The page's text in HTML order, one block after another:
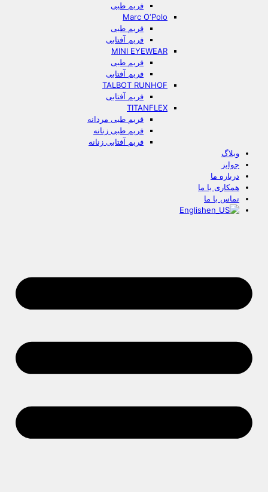
فریم طبی
Marc O‘Polo
فریم طبی
فریم آفتابی
MINI EYEWEAR
فریم طبی
فریم آفتابی
TALBOT RUNHOF
فریم آفتابی
TITANFLEX
فریم طبی مردانه
فریم طبی زنانه
فریم آفتابی زنانه
وبلاگ
جوایز
درباره ما
همکاری با ما
تماس با ما
English